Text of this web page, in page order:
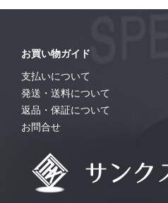
お買い物ガイド
支払いについて
発送・送料について
返品・保証について
お問合せ